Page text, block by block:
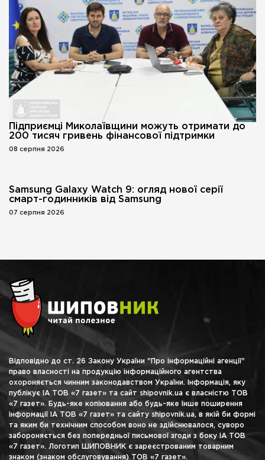
Підприємці Миколаївщини можуть отримати до
200 тисяч гривень фінансової підтримки
08 серпня 2026
Samsung Galaxy Watch 9: огляд нової серії
смарт-годинників від Samsung
07 серпня 2026
Відповідно до ст. 26 Закону України "Про інформаційні агенції"
право власності на продукцію інформаційного агентства
охороняється чинним законодавством України. Інформація, яку
публікує ІА ТОВ «7 газет» та сайт shipovnik.ua є власністю ТОВ
«7 газет». Будь-яке копіювання або будь-яке інше поширення
інформації ІА ТОВ «7 газет» та сайту shipovnik.ua, в якій би формі
та яким би технічним способом воно не здійснювалося, суворо
забороняється без попередньої письмової згоди з боку ІА ТОВ
«7 газет». Логотип ШИПОВНИК є зареєстрованим товарним
знаком (знаком обслуговування) ТОВ «7 газет».